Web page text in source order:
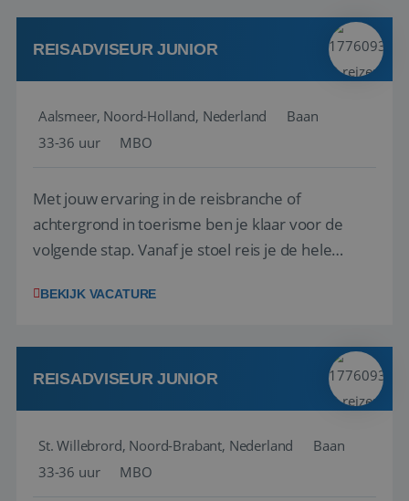
werken: of het nu gaat om vragen ...
REISADVISEUR JUNIOR
Aalsmeer, Noord-Holland, Nederland
Baan
33-36 uur
MBO
Met jouw ervaring in de reisbranche of
achtergrond in toerisme ben je klaar voor de
volgende stap. Vanaf je stoel reis je de hele
wensen van je team, je klant en wat er in de
klanten te overtuigen om die droomreis te
boeken! ...
BEKIJK VACATURE
REISADVISEUR JUNIOR
St. Willebrord, Noord-Brabant, Nederland
Baan
33-36 uur
MBO